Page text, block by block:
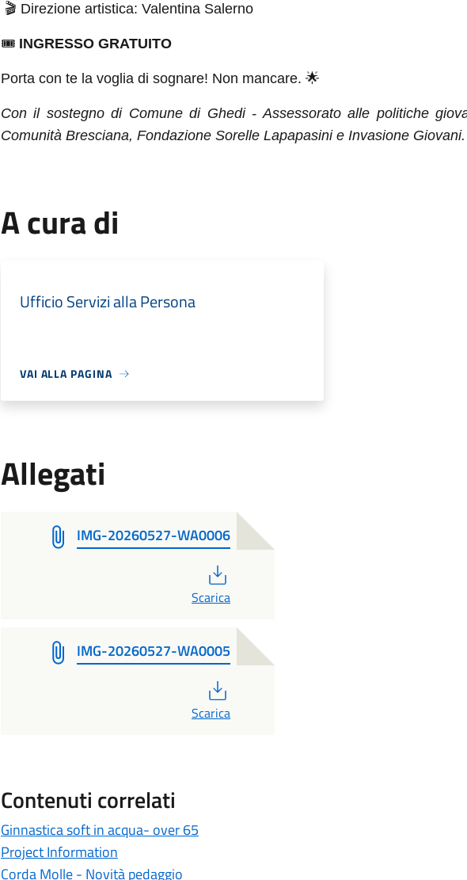
🎬 Direzione artistica: Valentina Salerno
🎟️ INGRESSO GRATUITO
Porta con te la voglia di sognare! Non mancare. 🌟
Con il sostegno di Comune di Ghedi - Assessorato alle politiche
Comunità Bresciana, Fondazione Sorelle Lapapasini e Invasione Giovani.
A cura di
Ufficio Servizi alla Persona
VAI ALLA PAGINA
Allegati
IMG-20260527-WA0006
Scarica
IMG-20260527-WA0005
Scarica
Contenuti correlati
Ginnastica soft in acqua- over 65
Project Information
Corda Molle - Novità pedaggio